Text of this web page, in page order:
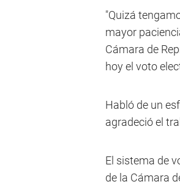
"Quizá
mayor
Cámara de
hoy el voto
Habló de un
agradeció el
El sistema de
de la Cámara